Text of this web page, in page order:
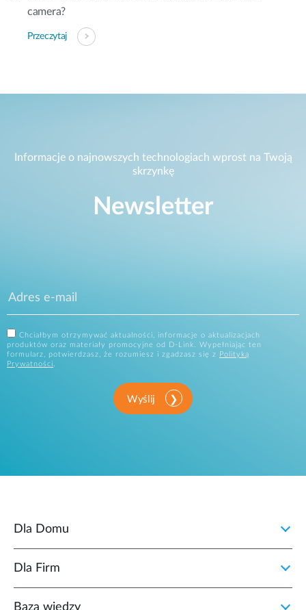
camera?
Przeczytaj
Informacje o najnowszych technologiach wprost na Twoją
skrzynkę
Newsletter
Chciałbym otrzymywać aktualności, informacje o aktualizacjach
produktów oraz materiały promocyjne od D-Link. Wypełniając ten
formularz, potwierdzasz, że rozumiesz i zgadzasz się z
Polityką
Prywatności.
Wyślij
Dla Domu
Dla Firm
Baza wiedzy